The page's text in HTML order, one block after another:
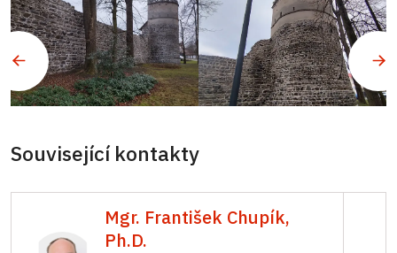
Související kontakty
Mgr. František Chupík,
Ph.D.